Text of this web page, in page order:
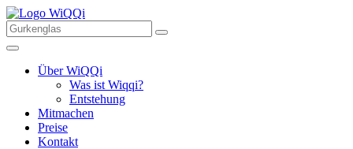
Über WiQQi
Was ist Wiqqi?
Entstehung
Mitmachen
Preise
Kontakt